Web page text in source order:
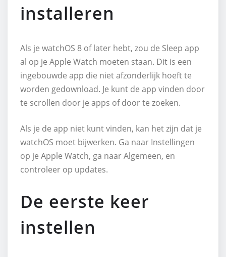
installeren
Als je watchOS 8 of later hebt, zou de Sleep app
al op je Apple Watch moeten staan. Dit is een
ingebouwde app die niet afzonderlijk hoeft te
worden gedownload. Je kunt de app vinden door
te scrollen door je apps of door te zoeken.
Als je de app niet kunt vinden, kan het zijn dat je
watchOS moet bijwerken. Ga naar Instellingen
op je Apple Watch, ga naar Algemeen, en
controleer op updates.
De eerste keer
instellen